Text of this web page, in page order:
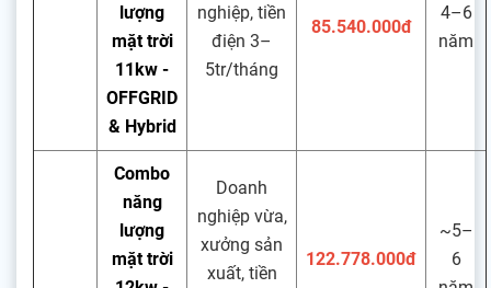
lượng
mặt trời
11kw -
OFFGRID
& Hybrid
nghiệp, tiền
điện 3–
5tr/tháng
85.540.000đ
4–6
năm
Combo
năng
lượng
mặt trời
Doanh
nghiệp vừa,
xưởng sản
xuất, tiền
122.778.000đ
~5–
6